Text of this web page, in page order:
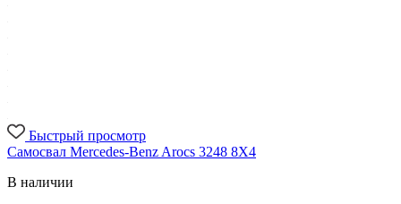
Быстрый просмотр
Самосвал Mercedes-Benz Arocs 3248 8X4
В наличии